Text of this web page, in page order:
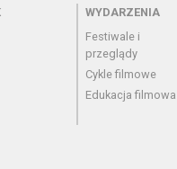
- cennik Menu -
WYDARZENIA
Festiwale i
przeglądy
Cykle filmowe
Edukacja filmowa